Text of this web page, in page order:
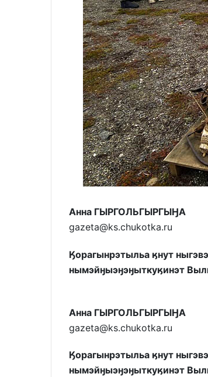
Анна ГЫРГОЛЬГЫРГЫӇА
gazeta@ks.chukotka.ru
Ӄорагынрэтыльа ӄнут
нымэйӈыэӈэӈыткуӄинэт
Анна ГЫРГОЛЬГЫРГЫӇА
gazeta@ks.chukotka.ru
Ӄорагынрэтыльа ӄнут
нымэйӈыэӈэӈыткуӄинэт